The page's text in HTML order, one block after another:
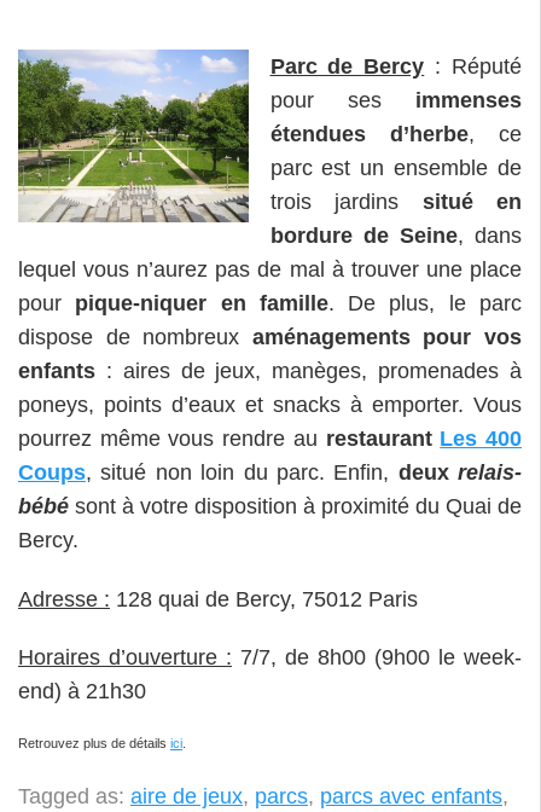
Parc de Bercy : Réputé
pour ses immenses
étendues d’herbe, ce
parc est un ensemble de
trois jardins situé en
bordure de Seine, dans
lequel vous n’aurez pas de mal à trouver une place
pour pique-niquer en famille. De plus, le parc
dispose de nombreux aménagements pour vos
enfants : aires de jeux, manèges, promenades à
poneys, points d’eaux et snacks à emporter. Vous
pourrez même vous rendre au restaurant Les 400
Coups, situé non loin du parc. Enfin, deux relais-
bébé sont à votre disposition à proximité du Quai de
Bercy.
Adresse : 128 quai de Bercy, 75012 Paris
Horaires d’ouverture : 7/7, de 8h00 (9h00 le week-
end) à 21h30
Retrouvez plus de détails ici
Tagged as: aire de jeux, parcs, parcs avec enfants,